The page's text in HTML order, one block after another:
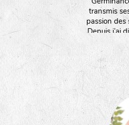
transmis
passion des
Depuis j’ai
multiplie
fleurs. Je
interviens
plantes pour
leur
également
semences.
laquelle